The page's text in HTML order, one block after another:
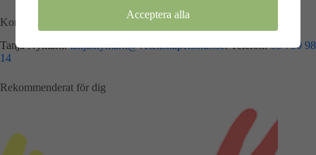
Kontakt
Tanja Nymark:tanja.nymark@vetenskapenshus.se. Telefon:08-790 98
14
Rekommenderat för dig
Acceptera alla